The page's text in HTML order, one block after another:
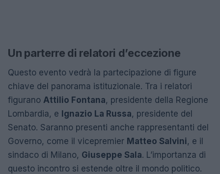
Un parterre di relatori d’eccezione
Questo evento vedrà la partecipazione di figure
chiave del panorama istituzionale. Tra i relatori
figurano Attilio Fontana, presidente della Regione
Lombardia, e Ignazio La Russa, presidente del
Senato. Saranno presenti anche rappresentanti del
Governo, come il vicepremier Matteo Salvini, e il
sindaco di Milano, Giuseppe Sala. L’importanza di
questo incontro si estende oltre il mondo politico.